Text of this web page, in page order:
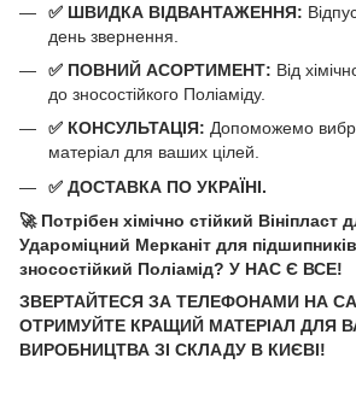
✅ ШВИДКА ВІДВАНТАЖЕННЯ:
день звернення.
✅ ПОВНИЙ АСОРТИМЕНТ: Від
до зносостійкого Поліаміду.
✅ КОНСУЛЬТАЦІЯ: Допоможемо
матеріал для ваших цілей.
✅ ДОСТАВКА ПО УКРАЇНІ.
🚀 Потрібен хімічно стійкий Вініпласт
Удароміцний Мерканіт для
зносостійкий Поліамід? У НАС Є ВСЕ!
ЗВЕРТАЙТЕСЯ ЗА ТЕЛЕФОНАМИ НА
ОТРИМУЙТЕ КРАЩИЙ МАТЕРІАЛ ДЛЯ
ВИРОБНИЦТВА ЗІ СКЛАДУ В КИЄВІ!